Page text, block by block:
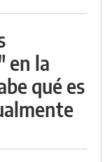
en la
qué es